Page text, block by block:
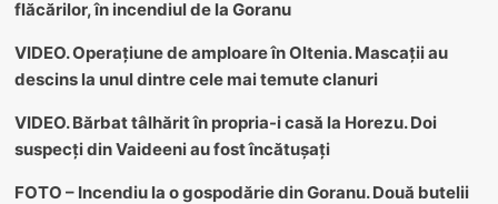
flăcărilor, în incendiul de la Goranu
VIDEO. Operațiune de amploare în Oltenia. Mascații au
descins la unul dintre cele mai temute clanuri
VIDEO. Bărbat tâlhărit în propria-i casă la Horezu. Doi
suspecți din Vaideeni au fost încătușați
FOTO – Incendiu la o gospodărie din Goranu. Două butelii